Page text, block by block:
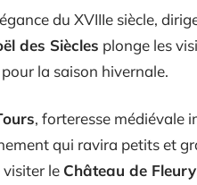
du XVIIIe siècle,
des Siècles plonge les
la saison hivernale.
, forteresse médiévale
qui ravira petits et
visiter le Château de Fleury